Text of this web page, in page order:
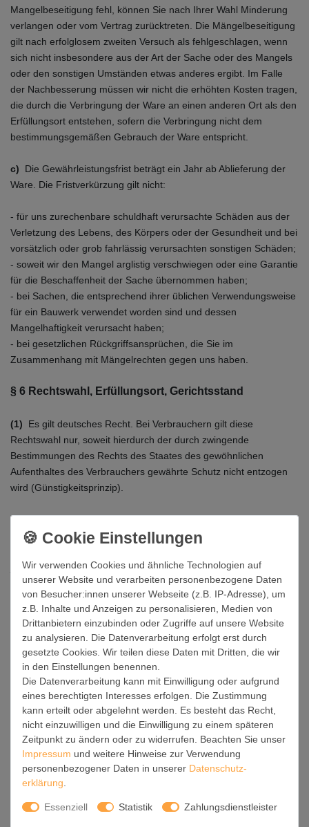
Mangelbeseitigung fehl, können Sie nach Ihrer Wahl Minderung
verlangen oder vom Vertrag zurücktreten. Die Mängelbeseitigung
gilt nach erfolglosem zweiten Versuch als fehlgeschlagen, wenn
sich nicht insbesondere aus der Art der Sache oder des Mangels
oder den sonstigen Umständen etwas anderes ergibt. Im Falle
der Nachbesserung müssen wir nicht die erhöhten Kosten tragen,
die durch die Verbringung der Ware an einen anderen Ort als den
Erfüllungsort entstehen, sofern die Verbringung nicht dem
bestimmungsgemäßen Gebrauch der Ware entspricht.
c) Die Gewährleistungsfrist beträgt ein Jahr ab Ablieferung der
Ware. Die Fristverkürzung gilt nicht:
- für uns zurechenbare schuldhaft verursachte Schäden aus der
Verletzung des Lebens, des Körpers oder der Gesundheit und bei
vorsätzlich oder grob fahrlässig verursachten sonstigen Schäden;
- soweit wir den Mangel arglistig verschwiegen oder eine Garantie
für die Beschaffenheit der Sache übernommen haben;
- bei Sachen, die entsprechend ihrer üblichen Verwendungsweise
für ein Bauwerk verwendet worden sind und dessen
Mangelhaftigkeit verursacht haben;
- bei gesetzlichen Rückgriffsansprüchen, die Sie im
Zusammenhang mit Mängelrechten gegen uns haben.
§ 6 Rechtswahl, Erfüllungsort, Gerichtsstand
(1)
Es gilt deutsches Recht. Bei Verbrauchern gilt diese
Rechtswahl nur, soweit hierdurch der durch zwingende
Bestimmungen des Rechts des Staates des gewöhnlichen
Aufenthaltes des Verbrauchers gewährte Schutz nicht entzogen
wird (Günstigkeitsprinzip).
(2)Erfüllungsort für alle Leistungen aus den mit uns
bestehenden Geschäftsbeziehungen sowie Gerichtsstand ist
juristische Person des öffentlichen Rechts oder öffentlich-
rechtliches Sondervermögen sind. Dasselbe gilt, wenn Sie keinen
allgemeinen Gerichtsstand in Deutschland oder der EU haben
oder der Wohnsitz oder gewöhnliche Aufenthalt im Zeitpunkt der
Klageerhebung nicht bekannt ist. Die Befugnis, auch das Gericht
an einem anderen gesetzlichen Gerichtsstand anzurufen, bleibt
hiervon unberührt.
(3)Die Bestimmungen des UN-Kaufrechts finden ausdrücklich
keine Anwendung.
II. Kundeninformationen
Wir verwenden Cookies und ähnliche Technologien auf
unserer Website und verarbeiten personenbezogene Daten
von Besucher:innen unserer Webseite (z.B. IP-Adresse), um
z.B. Inhalte und Anzeigen zu personalisieren, Medien von
Drittanbietern einzubinden oder Zugriffe auf unsere Website
zu analysieren. Die Datenverarbeitung erfolgt erst durch
gesetzte Cookies. Wir teilen diese Daten mit Dritten, die wir
in den Einstellungen benennen.
Die Datenverarbeitung kann mit Einwilligung oder aufgrund
eines berechtigten Interesses erfolgen. Die Zustimmung
kann erteilt oder abgelehnt werden. Es besteht das Recht,
nicht einzuwilligen und die Einwilligung zu einem späteren
Zeitpunkt zu ändern oder zu widerrufen. Beachten Sie unser
Impressum und weitere Hinweise zur Verwendung
personenbezogener Daten in unserer Daten­schutz­
erklärung
Essenziell Statistik Zahlungsdienstleister